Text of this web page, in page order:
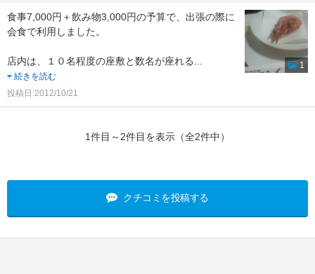
食事7,000円＋飲み物3,000円の予算で、出張の際に
会食で利用しました。
店内は、１０名程度の座敷と数名が座れる...
続きを読む
投稿日:2012/10/21
1
1件目～2件目を表示（全2件中）
クチコミを投稿する